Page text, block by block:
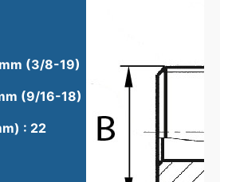
(3/8-19)
(9/16-18)
: 22